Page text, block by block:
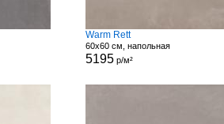
Warm Rett
60x60 см, напольная
5195р/м²